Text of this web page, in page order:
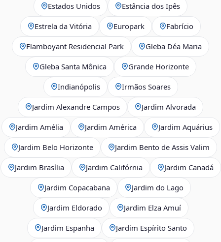
Estados Unidos Estância dos Ipês
Estrela da Vitória Europark Fabrício
Flamboyant Residencial Park Gleba Déa Maria
Gleba Santa Mônica Grande Horizonte
Indianópolis Irmãos Soares
Jardim Alexandre Campos Jardim Alvorada
Jardim Amélia Jardim América Jardim Aquárius
Jardim Belo Horizonte Jardim Bento de Assis Valim
Jardim Brasília Jardim Califórnia Jardim Canadá
Jardim Copacabana Jardim do Lago
Jardim Eldorado Jardim Elza Amuí
Jardim Espanha Jardim Espírito Santo